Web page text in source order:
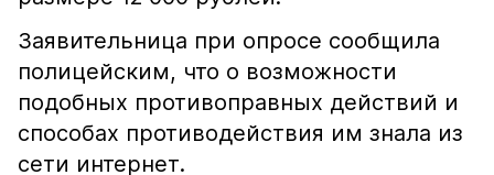
Заявительница при опросе сообщила
полицейским, что о возможности
подобных противоправных действий и
способах противодействия им знала из
сети интернет.